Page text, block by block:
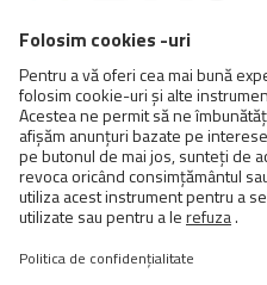
BRIT
DINNER